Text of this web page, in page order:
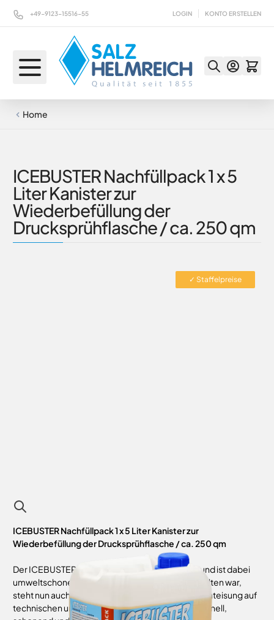
+49-9123-15516-55 LOGIN KONTO ERSTELLEN
Home
ICEBUSTER Nachfüllpack 1 x 5
Liter Kanister zur
Wiederbefüllung der
Drucksprühflasche / ca. 250 qm
✓ Staffelpreise
ICEBUSTER Nachfüllpack 1 x 5 Liter Kanister zur
Wiederbefüllung der Drucksprühflasche / ca. 250 qm
Der ICEBUSTER liefert schnell gute Ergebnisse und ist dabei
umweltschonend Was bislang Flughäfen vorbehalten war,
steht nun auch Privathaushalten zur Verfügung – Enteisung auf
technischen und ökologischen Höchstniveau. Schnell,